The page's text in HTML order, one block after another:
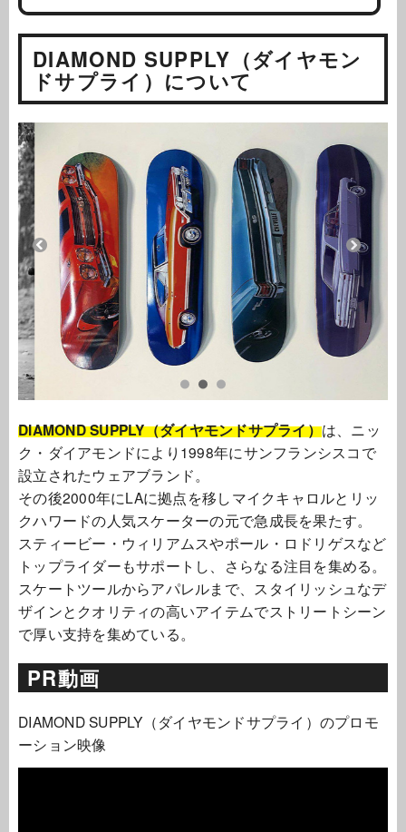
DIAMOND SUPPLY（ダイヤモン
ドサプライ）について
DIAMOND SUPPLY（ダイヤモンドサプライ）は、ニッ
ク・ダイアモンドにより1998年にサンフランシスコで
設立されたウェアブランド。
その後2000年にLAに拠点を移しマイクキャロルとリッ
クハワードの人気スケーターの元で急成長を果たす。
スティービー・ウィリアムスやポール・ロドリゲスなど
トップライダーもサポートし、さらなる注目を集める。
スケートツールからアパレルまで、スタイリッシュなデ
ザインとクオリティの高いアイテムでストリートシーン
で厚い支持を集めている。
PR動画
DIAMOND SUPPLY（ダイヤモンドサプライ）のプロモ
ーション映像